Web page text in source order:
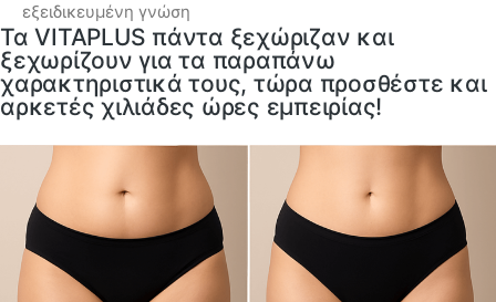
εξειδικευμένη γνώση
Τα VITAPLUS πάντα ξεχώριζαν και
ξεχωρίζουν για τα παραπάνω
χαρακτηριστικά τους, τώρα προσθέστε και
αρκετές χιλιάδες ώρες εμπειρίας!